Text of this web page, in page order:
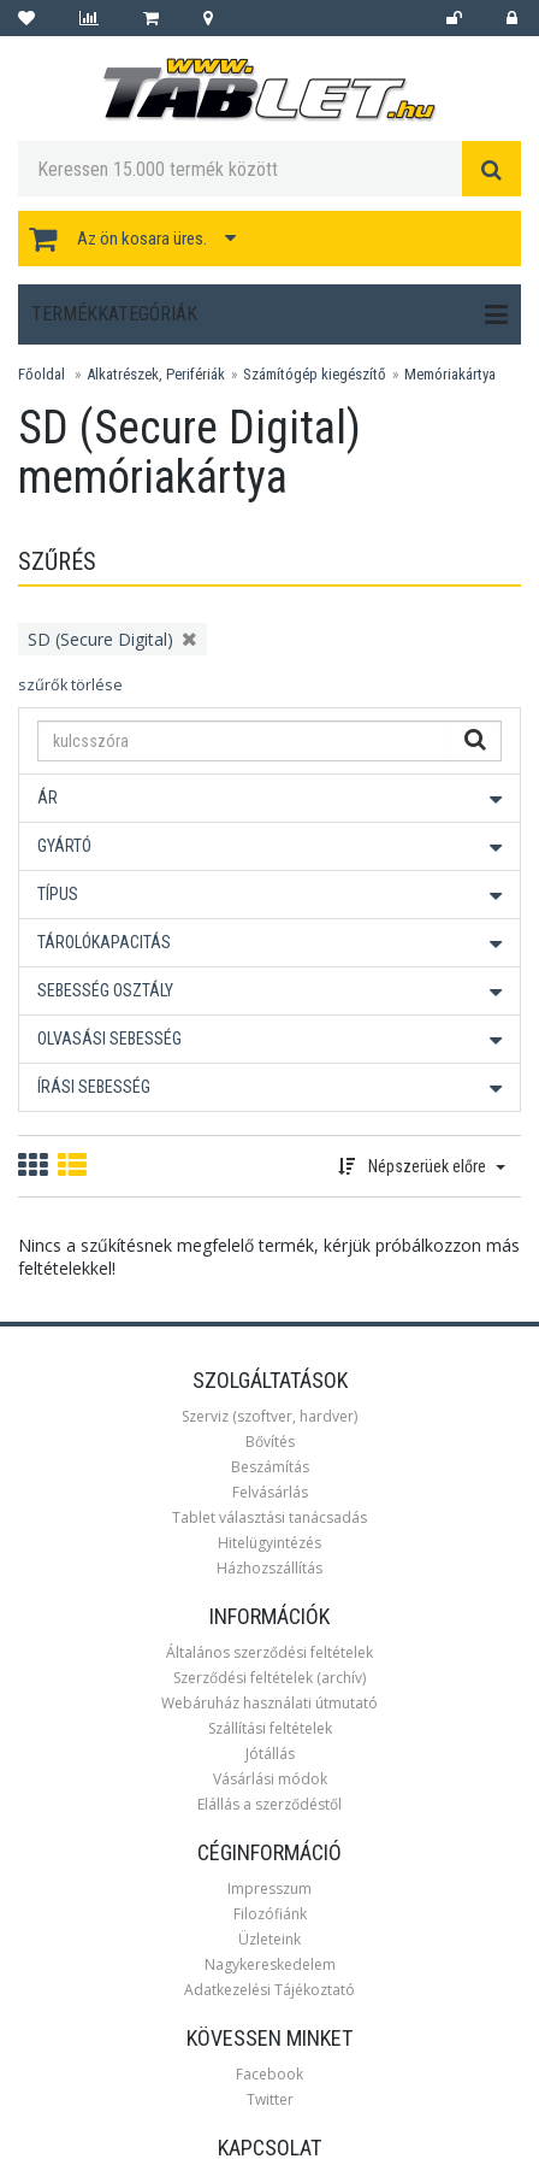
Az ön kosara üres.
TERMÉKKATEGÓRIÁK
Főoldal Alkatrészek, Perifériák Számítógép kiegészítő Memóriakártya
SD (Secure Digital)
memóriakártya
SZŰRÉS
SD (Secure Digital)
szűrők törlése
ÁR
GYÁRTÓ
TÍPUS
TÁROLÓKAPACITÁS
SEBESSÉG OSZTÁLY
OLVASÁSI SEBESSÉG
ÍRÁSI SEBESSÉG
Népszerüek előre
Nincs a szűkítésnek megfelelő termék, kérjük próbálkozzon más
feltételekkel!
SZOLGÁLTATÁSOK
Szerviz (szoftver, hardver)
Bővítés
Beszámítás
Felvásárlás
Tablet választási tanácsadás
Hitelügyintézés
Házhozszállítás
INFORMÁCIÓK
Általános szerződési feltételek
Szerződési feltételek (archív)
Webáruház használati útmutató
Szállítási feltételek
Jótállás
Vásárlási módok
Elállás a szerződéstől
CÉGINFORMÁCIÓ
Impresszum
Filozófiánk
Üzleteink
Nagykereskedelem
Adatkezelési Tájékoztató
KÖVESSEN MINKET
Facebook
Twitter
KAPCSOLAT